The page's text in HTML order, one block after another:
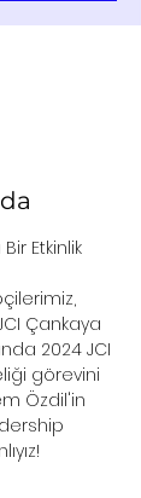
Etkinlik
Çankaya
2024 JCI
görevini
Özdil'in